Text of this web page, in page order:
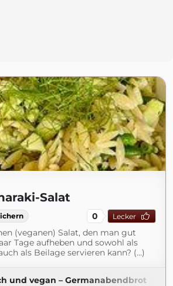
Salat
0 Lecker
(veganen) Salat, den man gut
Tage aufheben und sowohl als
als Beilage servieren kann? (...)
und vegan – Germanabendbrot